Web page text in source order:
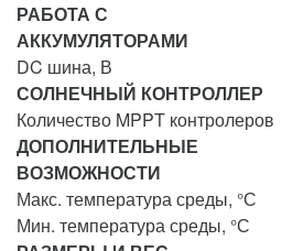
РАБОТА С
АККУМУЛЯТОРАМИ
DC шина, В
СОЛНЕЧНЫЙ КОНТРОЛЛЕР
Количество MPPT контролеров
ДОПОЛНИТЕЛЬНЫЕ
ВОЗМОЖНОСТИ
Макс. температура среды, °С
Мин. температура среды, °С